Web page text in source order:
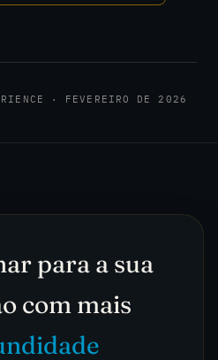
· FEVEREIRO DE 2026
para a sua
com mais